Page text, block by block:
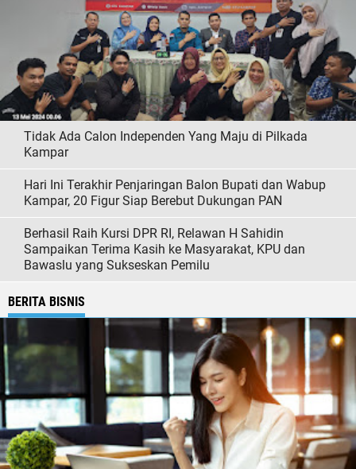
Tidak Ada Calon Independen Yang Maju di Pilkada
Kampar
Hari Ini Terakhir Penjaringan Balon Bupati dan Wabup
Kampar, 20 Figur Siap Berebut Dukungan PAN
Berhasil Raih Kursi DPR RI, Relawan H Sahidin
Sampaikan Terima Kasih ke Masyarakat, KPU dan
Bawaslu yang Sukseskan Pemilu
BERITA BISNIS